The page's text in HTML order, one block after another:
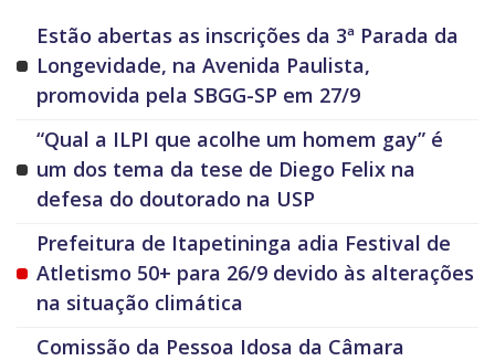
Estão abertas as inscrições da 3ª Parada da
Longevidade, na Avenida Paulista,
promovida pela SBGG-SP em 27/9
“Qual a ILPI que acolhe um homem gay” é
um dos tema da tese de Diego Felix na
defesa do doutorado na USP
Prefeitura de Itapetininga adia Festival de
Atletismo 50+ para 26/9 devido às alterações
na situação climática
Comissão da Pessoa Idosa da Câmara